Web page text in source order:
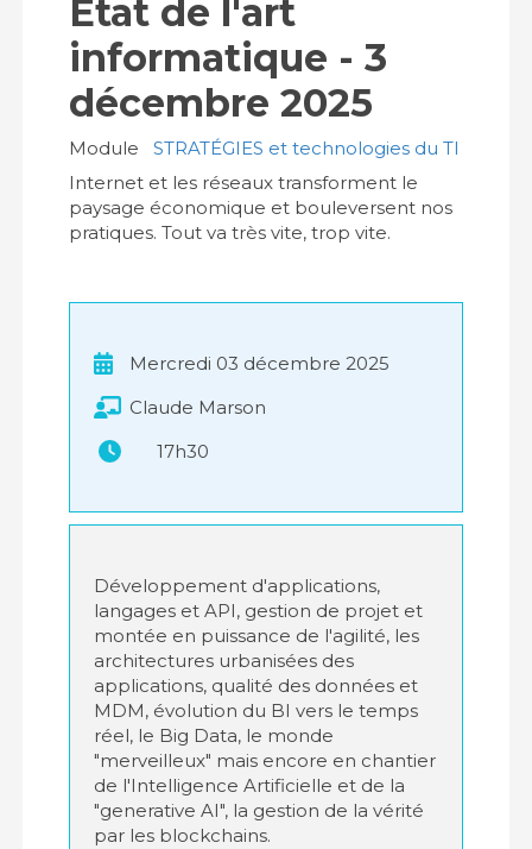
Etat de l'art
informatique - 3
décembre 2025
Module
STRATÉGIES et technologies du TI
Internet et les réseaux transforment le
paysage économique et bouleversent nos
pratiques. Tout va très vite, trop vite.
Mercredi 03 décembre 2025
Claude Marson
17h30
Développement d'applications,
langages et API, gestion de projet et
montée en puissance de l'agilité, les
architectures urbanisées des
applications, qualité des données et
MDM, évolution du BI vers le temps
réel, le Big Data, le monde
"merveilleux" mais encore en chantier
de l'Intelligence Artificielle et de la
"generative AI", la gestion de la vérité
par les blockchains.